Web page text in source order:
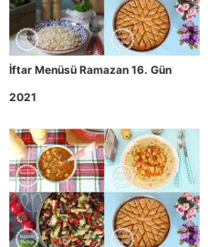
İftar Menüsü Ramazan 16. Gün
2021